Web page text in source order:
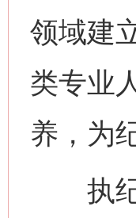
领域建
类专业
养，为
执纪